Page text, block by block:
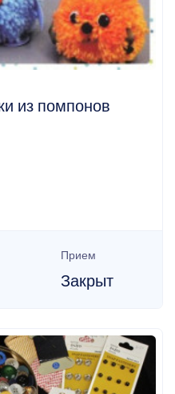
из помпонов
Прием
Закрыт